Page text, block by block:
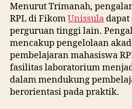
Menurut Trimanah,
RPL di FikomUnissula
perguruan tinggi lain.
mencakup pengelolaan
pembelajaran mahasiswa
fasilitas laboratorium
dalam mendukung
berorientasi pada praktik.